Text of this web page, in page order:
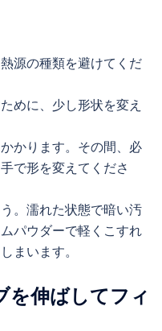
源の種類を避けてくだ
めに、少し形状を変え
かります。その間、必
で形を変えてくださ
。濡れた状態で暗い汚
パウダーで軽くこすれ
まいます。
を伸ばしてフィ